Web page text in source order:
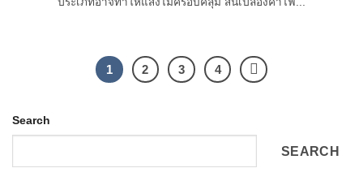
1 2 3 4
Search
SEARCH